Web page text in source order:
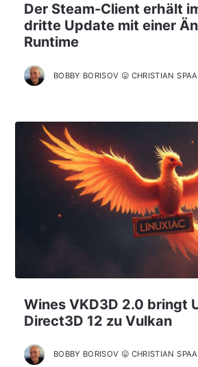
Der Steam-Client erhält
dritte Update mit einer
Runtime
BOBBY BORISOV 😛 CHRISTIAN
Wines VKD3D 2.0 bringt
Direct3D 12 zu Vulkan
BOBBY BORISOV 😛 CHRISTIAN